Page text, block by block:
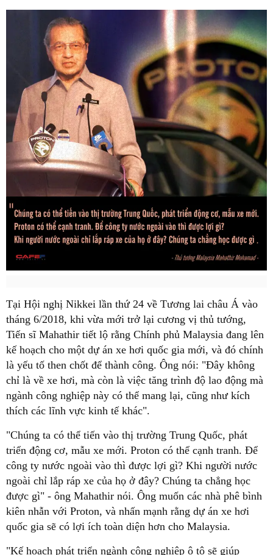
Tại Hội nghị Nikkei lần thứ 24 về Tương lai châu Á vào
tháng 6/2018, khi vừa mới trở lại cương vị thủ tướng,
Tiến sĩ Mahathir tiết lộ rằng Chính phủ Malaysia đang lên
kế hoạch cho một dự án xe hơi quốc gia mới, và đó chính
là yếu tố then chốt để thành công. Ông nói: "Đây không
chỉ là về xe hơi, mà còn là việc tăng trình độ lao động mà
ngành công nghiệp này có thể mang lại, cũng như kích
thích các lĩnh vực kinh tế khác".
"Chúng ta có thể tiến vào thị trường Trung Quốc, phát
triển động cơ, mẫu xe mới. Proton có thể cạnh tranh. Để
công ty nước ngoài vào thì được lợi gì? Khi người nước
ngoài chỉ lắp ráp xe của họ ở đây? Chúng ta chẳng học
được gì" - ông Mahathir nói. Ông muốn các nhà phê bình
kiên nhẫn với Proton, và nhấn mạnh rằng dự án xe hơi
quốc gia sẽ có lợi ích toàn diện hơn cho Malaysia.
"Kế hoạch phát triển ngành công nghiệp ô tô sẽ giúp